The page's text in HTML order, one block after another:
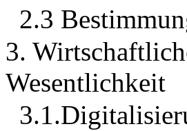
2.3
3.
Wesentlichkeit